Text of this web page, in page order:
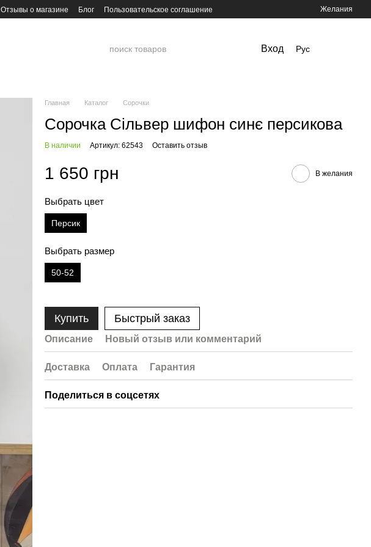
Отзывы о магазине Блог Пользовательское соглашение Желания
Вход Рус
Главная Каталог Сорочки
Сорочка Сільвер шифон синє персикова
В наличии Артикул: 62543 Оставить отзыв
1 650 грн В желания
Выбрать цвет
Персик
Выбрать размер
50-52
Купить Быстрый заказ
Описание Новый отзыв или комментарий
Доставка Оплата Гарантия
Поделиться в соцсетях